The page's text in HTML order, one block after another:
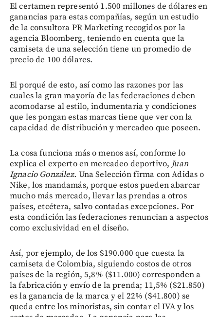
El certamen representó 1.500 millones de dólares en
ganancias para estas compañías, según un estudio
de la consultora PR Marketing recogidos por la
agencia Bloomberg, teniendo en cuenta que la
camiseta de una selección tiene un promedio de
precio de 100 dólares.
El porqué de esto, así como las razones por las
cuales la gran mayoría de las federaciones deben
acomodarse al estilo, indumentaria y condiciones
que les pongan estas marcas tiene que ver con la
capacidad de distribución y mercadeo que poseen.
La cosa funciona más o menos así, conforme lo
explica el experto en mercadeo deportivo, Juan
Ignacio González. Una Selección firma con Adidas o
Nike, los mandamás, porque estos pueden abarcar
mucho más mercado, llevar las prendas a otros
países, etcétera, salvo contadas excepciones. Por
esta condición las federaciones renuncian a aspectos
como exclusividad en el diseño.
Así, por ejemplo, de los $190.000 que cuesta la
camiseta de Colombia, siguiendo costos de otros
países de la región, 5,8% ($11.000) corresponden a
la fabricación y envío de la prenda; 11,5% ($21.850)
es la ganancia de la marca y el 22% ($41.800) se
queda entre los minoristas, sin contar el IVA y los